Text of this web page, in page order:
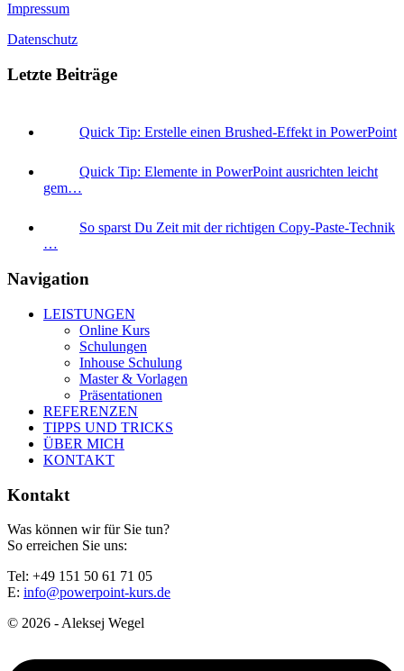
Impressum
Datenschutz
Letzte Beiträge
Quick Tip: Erstelle einen Brushed-Effekt in PowerPoint
Quick Tip: Elemente in PowerPoint ausrichten leicht
gem…
So sparst Du Zeit mit der richtigen Copy-Paste-Technik
…
Navigation
LEISTUNGEN
Online Kurs
Schulungen
Inhouse Schulung
Master & Vorlagen
Präsentationen
REFERENZEN
TIPPS UND TRICKS
ÜBER MICH
KONTAKT
Kontakt
Was können wir für Sie tun?
So erreichen Sie uns:
Tel: +49 151 50 61 71 05
E: info@powerpoint-kurs.de
© 2026 - Aleksej Wegel